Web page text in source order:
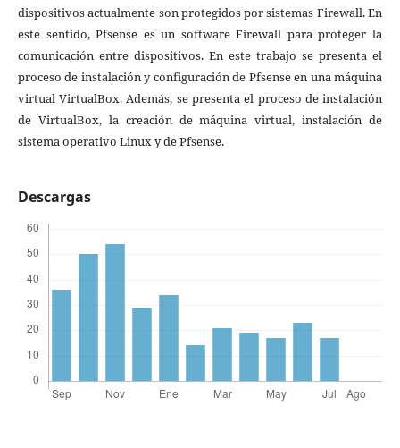
dispositivos actualmente son protegidos por sistemas Firewall. En
este sentido, Pfsense es un software Firewall para proteger la
comunicación entre dispositivos. En este trabajo se presenta el
proceso de instalación y configuración de Pfsense en una máquina
virtual VirtualBox. Además, se presenta el proceso de instalación
de VirtualBox, la creación de máquina virtual, instalación de
sistema operativo Linux y de Pfsense.
Descargas